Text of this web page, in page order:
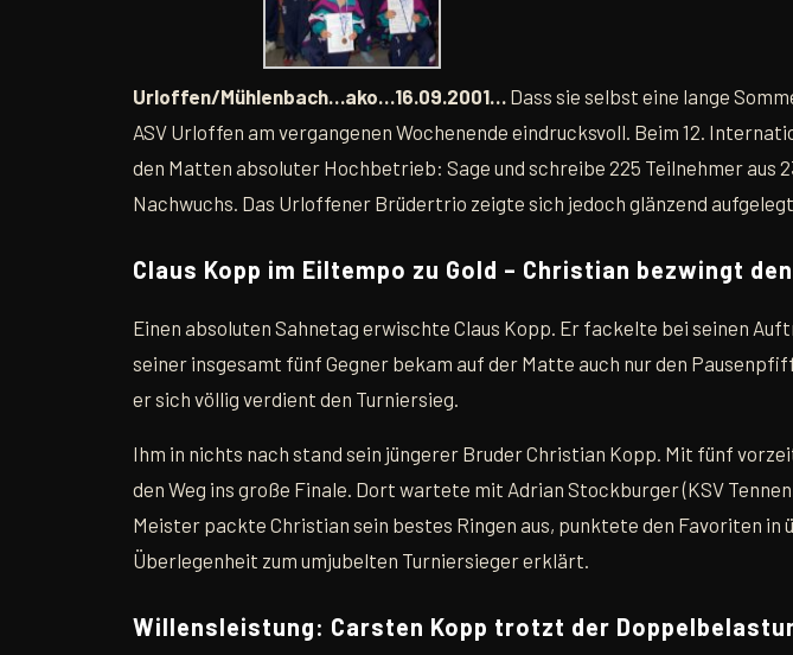
Urloffen/Mühlenbach…ako…16.09.2001… Dass sie selbst eine lange
ASV Urloffen am vergangenen Wochenende eindrucksvoll. Beim 12.
den Matten absoluter Hochbetrieb: Sage und schreibe 225 Teilnehmer
Nachwuchs. Das Urloffener Brüdertrio zeigte sich jedoch glänzend
Claus Kopp im Eiltempo zu Gold – Christian bezwingt
Einen absoluten Sahnetag erwischte Claus Kopp. Er fackelte bei seinen
seiner insgesamt fünf Gegner bekam auf der Matte auch nur den
er sich völlig verdient den Turniersieg.
Ihm in nichts nach stand sein jüngerer Bruder Christian Kopp. Mit fünf
den Weg ins große Finale. Dort wartete mit Adrian Stockburger (KSV
Meister packte Christian sein bestes Ringen aus, punktete den Favoriten
Überlegenheit zum umjubelten Turniersieger erklärt.
Willensleistung: Carsten Kopp trotzt der